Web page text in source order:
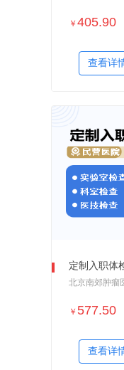
￥ 405.90
查看详
定制入职体
北京南郊肿瘤
￥ 577.50
查看详